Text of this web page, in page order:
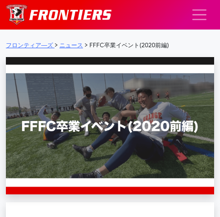
メインナビゲーション
フロンティア―ズ > ニュース > FFFC卒業イベント(2020前編)